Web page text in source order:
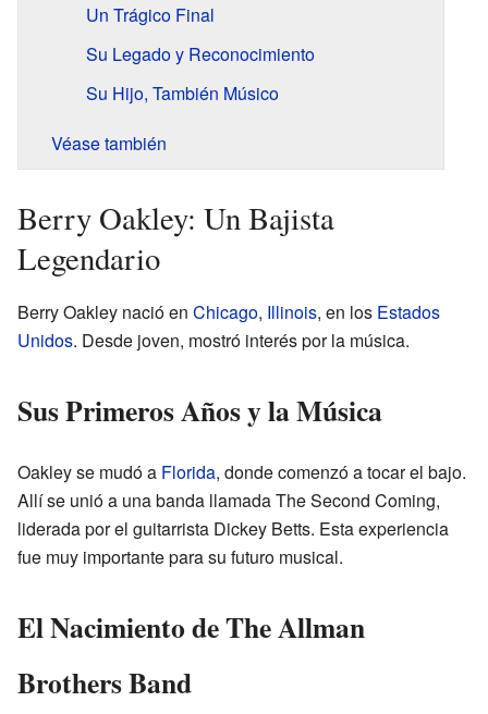
Un Trágico Final
Su Legado y Reconocimiento
Su Hijo, También Músico
Véase también
Berry Oakley: Un Bajista
Legendario
Berry Oakley nació en Chicago, Illinois, en los Estados
Unidos. Desde joven, mostró interés por la música.
Sus Primeros Años y la Música
Oakley se mudó a Florida, donde comenzó a tocar el bajo.
Allí se unió a una banda llamada The Second Coming,
liderada por el guitarrista Dickey Betts. Esta experiencia
fue muy importante para su futuro musical.
El Nacimiento de The Allman
Brothers Band